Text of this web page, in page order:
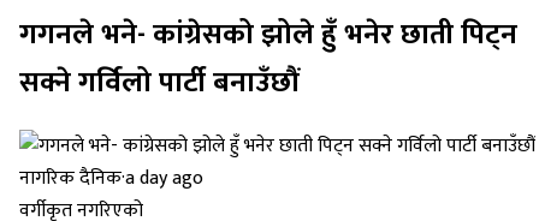
गगनले भने- कांग्रेसको झोले हुँ भनेर छाती पिट्न
सक्ने गर्विलो पार्टी बनाउँछौं
नागरिक दैनिक·a day ago
वर्गीकृत नगरिएको